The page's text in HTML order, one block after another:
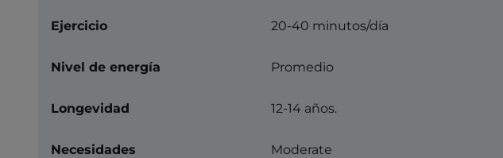
Ejercicio 20-40 minutos/día
Nivel de energía Promedio
Longevidad 12-14 años.
Necesidades Moderate